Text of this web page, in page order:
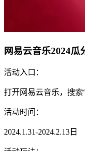
网易云音乐2024瓜
活动入口：
打开网易云音乐，搜索
活动时间：
2024.1.31-2024.2.13日